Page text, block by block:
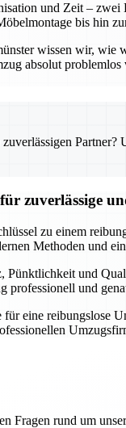
und Zeit –
bis hin
wissen wir, wie
absolut
zuverlässige
zu einem
Methoden und
Pünktlichkeit und
professionell und
eine reibungslose
Fragen rund um